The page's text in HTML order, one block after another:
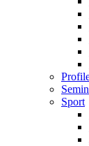
Sport